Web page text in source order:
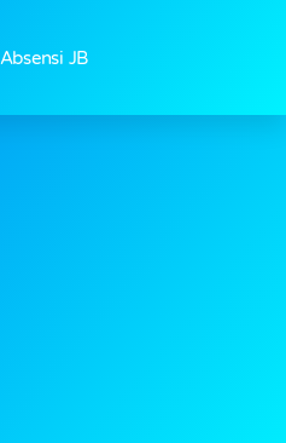
Absensi JB